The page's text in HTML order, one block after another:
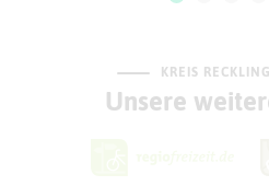
KREIS
Unsere